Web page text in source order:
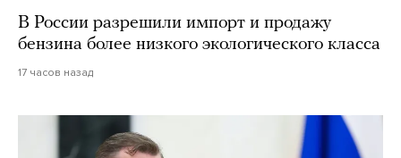
В России разрешили импорт и продажу
бензина более низкого экологического класса
17 часов назад